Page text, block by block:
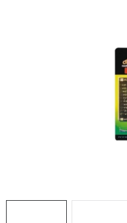
KYTAROVÉ PŘÍSLUŠENSTVÍ